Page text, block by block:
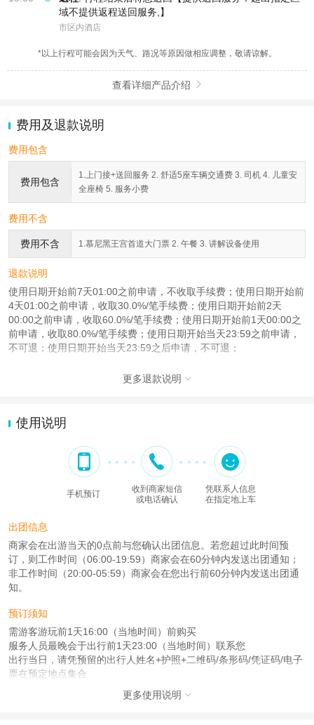
域不提供返程送回服务,】
市区内酒店
*以上行程可能会因为天气、路况等原因做相应调整，敬请谅解。
查看详细产品介绍 
费用及退款说明
费用包含
费用包含
1.上门接+送回服务 2. 舒适5座车辆交通费 3. 司机 4. 儿童安
全座椅 5. 服务小费
费用不含
费用不含 1.慕尼黑王宫首道大门票 2. 午餐 3. 讲解设备使用
退款说明
使用日期开始前7天01:00之前申请，不收取手续费；使用日期开始前
4天01:00之前申请，收取30.0%/笔手续费；使用日期开始前2天
00:00之前申请，收取60.0%/笔手续费；使用日期开始前1天00:00之
前申请，收取80.0%/笔手续费；使用日期开始当天23:59之前申请，
不可退；使用日期开始当天23:59之后申请，不可退；
更多退款说明 
使用说明
手机预订
收到商家短信
或电话确认
凭联系人信息
在指定地上车
出团信息
商家会在出游当天的0点前与您确认出团信息。若您超过此时间预
订，则工作时间（06:00-19:59）商家会在60分钟内发送出团通知；
非工作时间（20:00-05:59）商家会在您出行前60分钟内发送出团通
知。
预订须知
需游客游玩前1天16:00（当地时间）前购买
服务人员最晚会于出行前1天23:00（当地时间）联系您
出行当日，请凭预留的出行人姓名+护照+二维码/条形码/凭证码/电子
票在预定地点集合
查看特许经营许可证信息
更多使用说明 